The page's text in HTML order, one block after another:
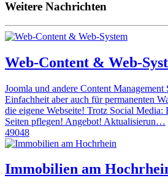
Weitere Nachrichten
Web-Content & Web-
Joomla und andere Content Management
Einfachheit aber auch für permanenten
die eigene Webseite! Trotz Social Media:
Seiten pflegen! Angebot! Aktualisierun…
49048
Immobilien am